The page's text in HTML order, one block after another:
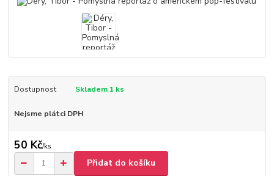
Dostupnost Skladem 1 ks
Nejsme plátci DPH
50 Kč/ks
Přidat do košíku